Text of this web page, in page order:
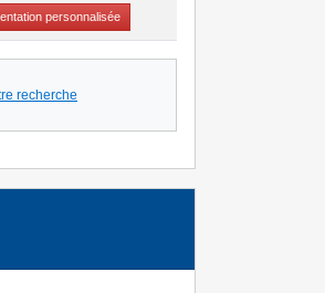
personnalisée
recherche